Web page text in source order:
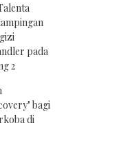
pada
2
bagi
di